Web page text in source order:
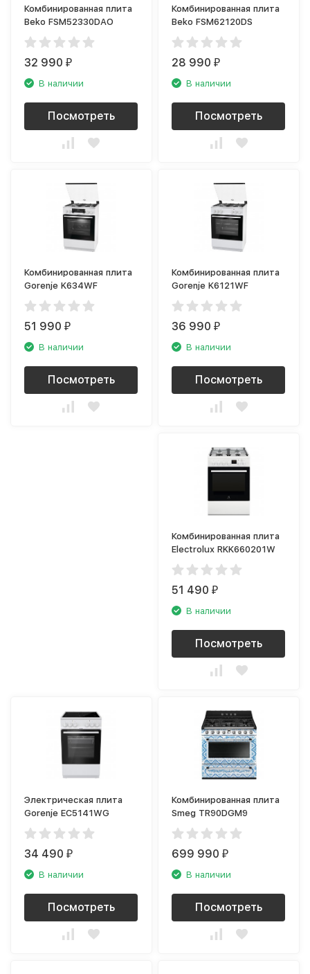
Комбинированная плита
Beko FSM52330DAO
32 990₽
В наличии
Посмотреть
Комбинированная плита
Beko FSM62120DS
28 990₽
В наличии
Посмотреть
Комбинированная плита
Gorenje K634WF
51 990₽
В наличии
Посмотреть
Комбинированная плита
Gorenje K6121WF
36 990₽
В наличии
Посмотреть
Комбинированная плита
Electrolux RKK660201W
51 490₽
В наличии
Посмотреть
Электрическая плита
Gorenje EC5141WG
34 490₽
В наличии
Посмотреть
Комбинированная плита
Smeg TR90DGM9
699 990₽
В наличии
Посмотреть